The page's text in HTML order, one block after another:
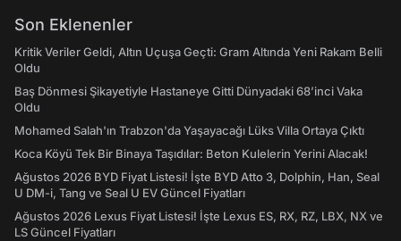
Son Eklenenler
Kritik Veriler Geldi, Altın Uçuşa Geçti: Gram Altında Yeni Rakam Belli
Oldu
Baş Dönmesi Şikayetiyle Hastaneye Gitti Dünyadaki 68’inci Vaka
Oldu
Mohamed Salah'ın Trabzon'da Yaşayacağı Lüks Villa Ortaya Çıktı
Koca Köyü Tek Bir Binaya Taşıdılar: Beton Kulelerin Yerini Alacak!
Ağustos 2026 BYD Fiyat Listesi! İşte BYD Atto 3, Dolphin, Han, Seal
U DM-i, Tang ve Seal U EV Güncel Fiyatları
Ağustos 2026 Lexus Fiyat Listesi! İşte Lexus ES, RX, RZ, LBX, NX ve
LS Güncel Fiyatları